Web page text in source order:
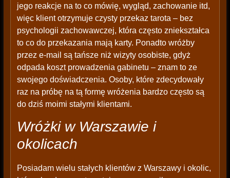
jego reakcje na to co mówię, wygląd, zachowanie itd,
więc klient otrzymuje czysty przekaz tarota – bez
psychologii zachowawczej, która często zniekształca
to co do przekazania mają karty. Ponadto wróżby
przez e-mail są tańsze niż wizyty osobiste, gdyż
odpada koszt prowadzenia gabinetu – znam to ze
swojego doświadczenia. Osoby, które zdecydowały
raz na próbę na tą formę wróżenia bardzo często są
do dziś moimi stałymi klientami.
Wróżki w Warszawie i
okolicach
Posiadam wielu stałych klientów z Warszawy i okolic,